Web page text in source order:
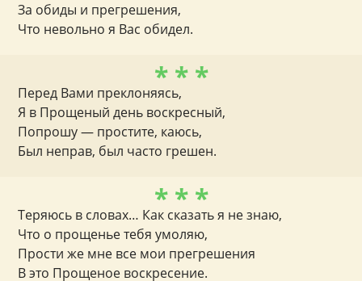
За обиды и прегрешения,
Что невольно я Вас обидел.
* * *
Перед Вами преклоняясь,
Я в Прощеный день воскресный,
Попрошу — простите, каюсь,
Был неправ, был часто грешен.
* * *
Теряюсь в словах… Как сказать я не знаю,
Что о прощенье тебя умоляю,
Прости же мне все мои прегрешения
В это Прощеное воскресение.